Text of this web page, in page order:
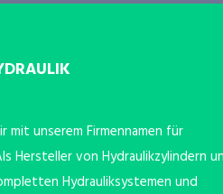
mit unserem Firmennamen für
Hersteller von Hydraulikzylindern
Hydrauliksystemen und